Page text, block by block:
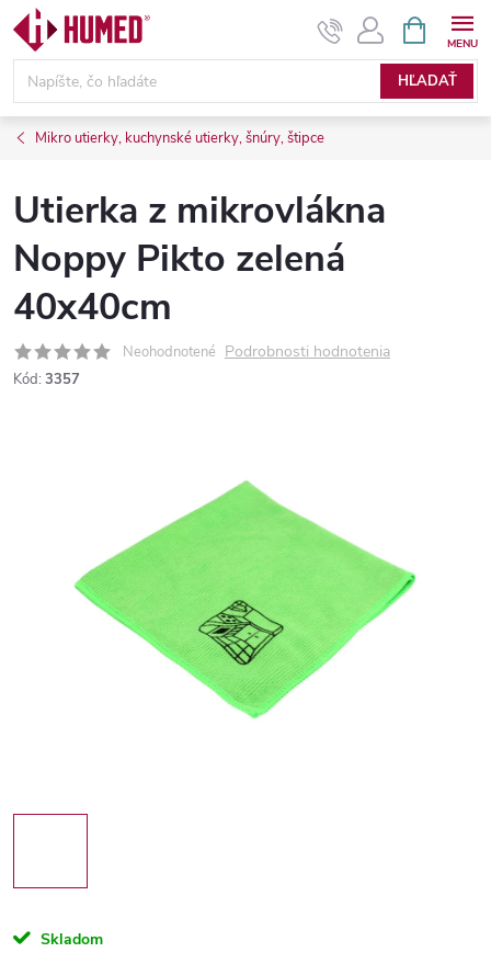
Prejsť
obsah
HĽADAŤ
KOŠÍK
Mikro utierky, kuchynské utierky, šnúry, štipce
Utierka z mikrovlákna
Noppy Pikto zelená
40x40cm
Neohodnotené Podrobnosti hodnotenia
Kód: 3357
Skladom